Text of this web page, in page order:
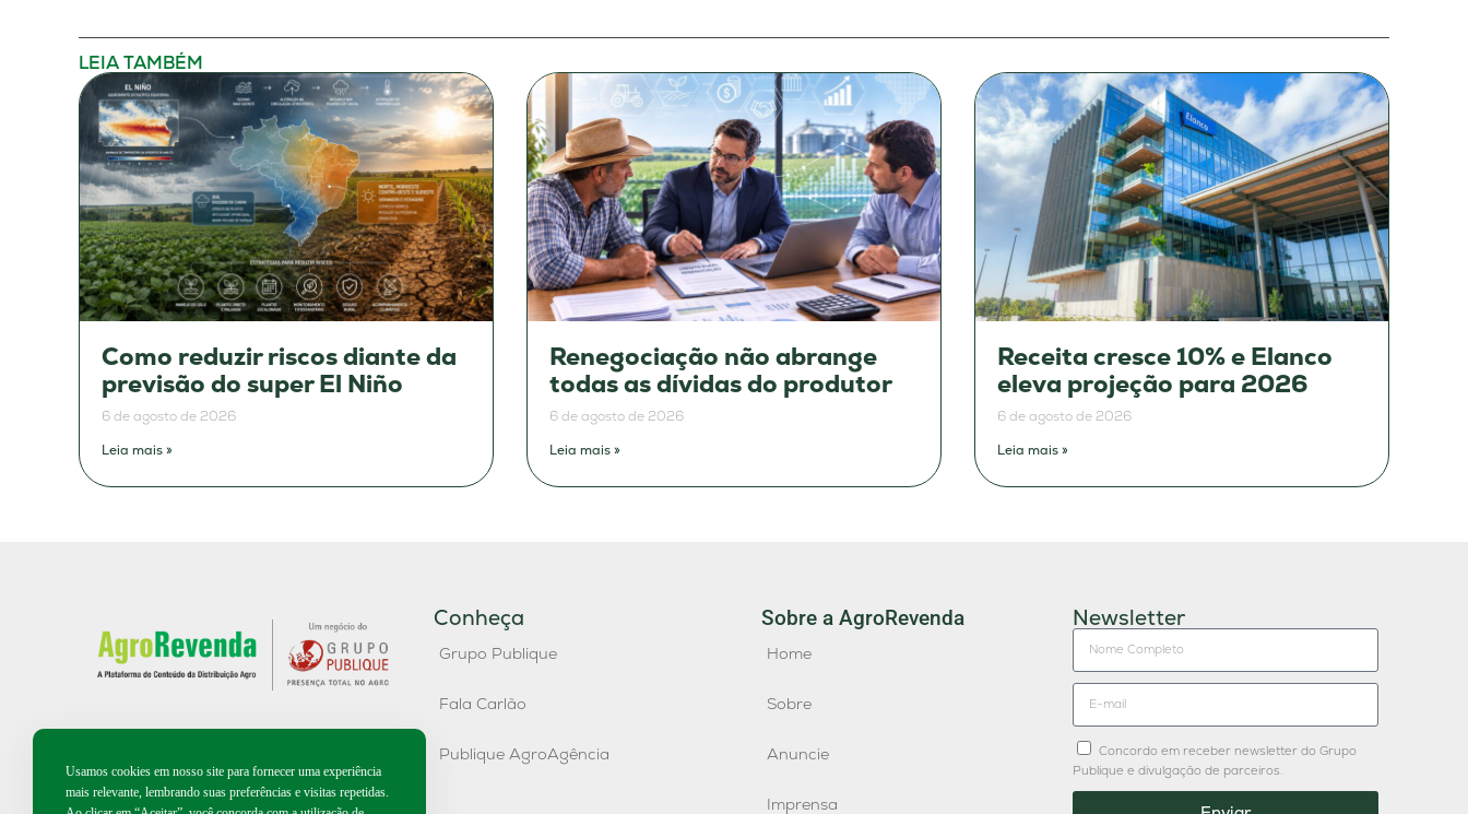
LEIA TAMBÉM
Como reduzir riscos diante da
previsão do super El Niño
6 de agosto de 2026
Leia mais »
Renegociação não abrange
todas as dívidas do produtor
6 de agosto de 2026
Leia mais »
Receita cresce 10% e Elanco
eleva projeção para 2026
6 de agosto de 2026
Leia mais »
Conheça
Grupo Publique
Fala Carlão
Publique AgroAgência
Sobre a AgroRevenda
Home
Sobre
Anuncie
Imprensa
Newsletter
Concordo em receber newsletter do Grupo
Publique e divulgação de parceiros.
Usamos cookies em nosso site para fornecer uma experiência
mais relevante, lembrando suas preferências e visitas repetidas.